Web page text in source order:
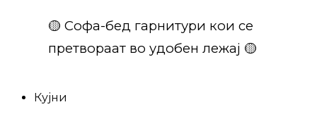
🟡 Софа-бед гарнитури кои се
претвораат во удобен лежај 🟡
Кујни